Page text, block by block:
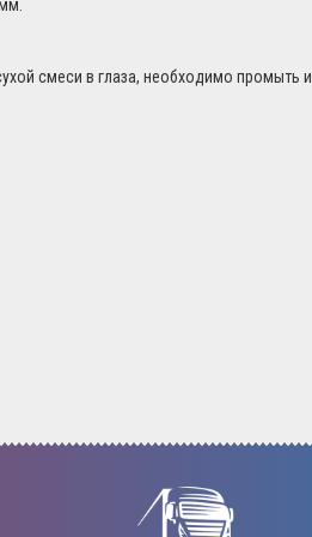
смеси в глаза, необходимо промыть